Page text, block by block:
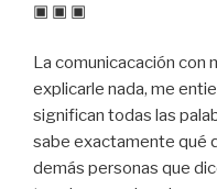
▣ ▣ ▣
La comunicacación con
explicarle nada, me
significan todas las
sabe exactamente qué
demás personas que